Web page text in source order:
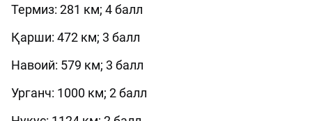
Термиз: 281 км; 4 балл
Қарши: 472 км; 3 балл
Навоий: 579 км; 3 балл
Урганч: 1000 км; 2 балл